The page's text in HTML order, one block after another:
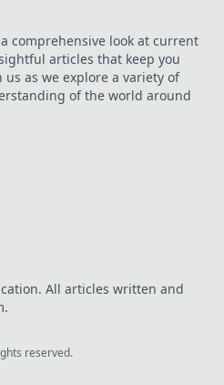
Schlachten!
comprehensive look at current
articles that keep you
as we explore a variety of
of the world around
All articles written and
reserved.